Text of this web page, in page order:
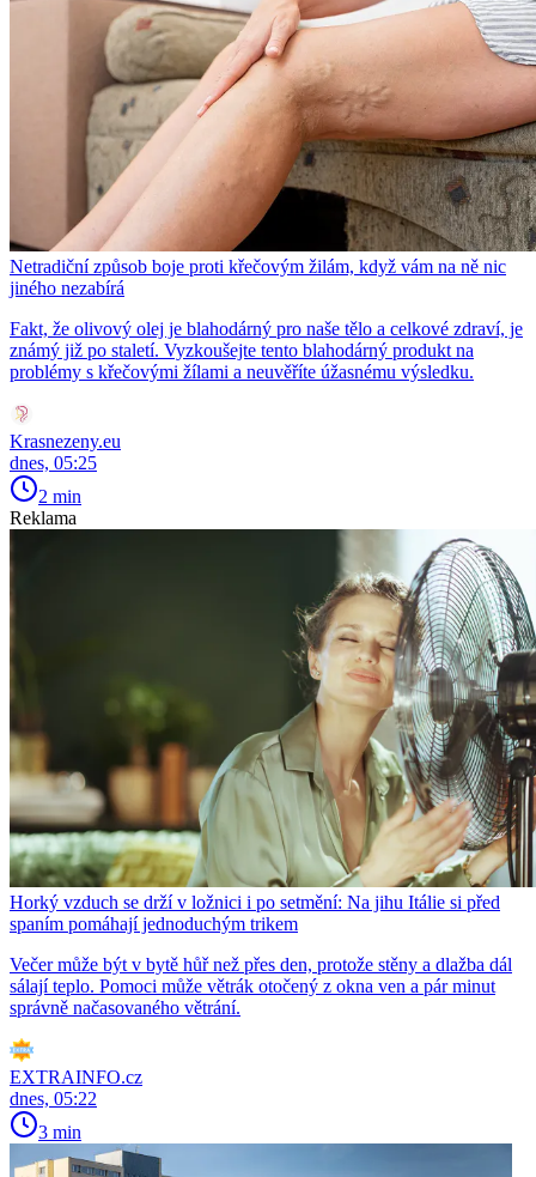
Netradiční způsob boje proti křečovým žilám, když vám na ně nic
jiného nezabírá
Fakt, že olivový olej je blahodárný pro naše tělo a celkové zdraví, je
známý již po staletí. Vyzkoušejte tento blahodárný produkt na
problémy s křečovými žílami a neuvěříte úžasnému výsledku.
Krasnezeny.eu
dnes, 05:25
2 min
Reklama
Horký vzduch se drží v ložnici i po setmění: Na jihu Itálie si před
spaním pomáhají jednoduchým trikem
Večer může být v bytě hůř než přes den, protože stěny a dlažba dál
sálají teplo. Pomoci může větrák otočený z okna ven a pár minut
správně načasovaného větrání.
EXTRAINFO.cz
dnes, 05:22
3 min